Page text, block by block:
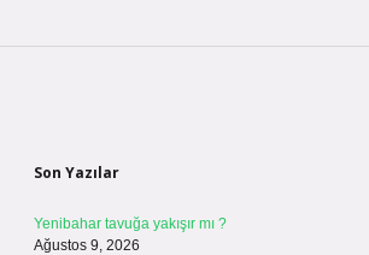
Son Yazılar
Yenibahar tavuğa yakışır mı ?
Ağustos 9, 2026